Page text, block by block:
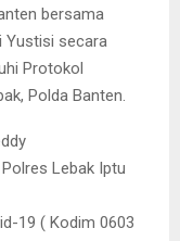
bersama
Yustisi secara
Protokol
Polda Banten.
Lebak Iptu
19 ( Kodim 0603